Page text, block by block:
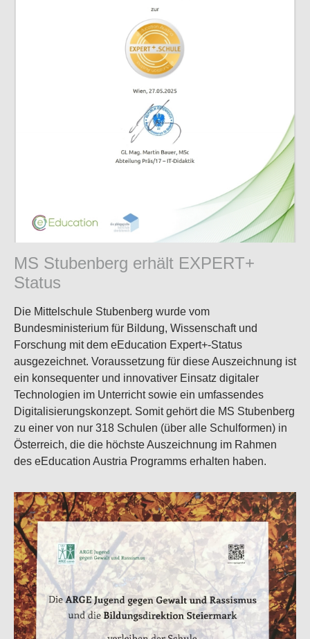
MS Stubenberg erhält EXPERT+
Status
Die Mittelschule Stubenberg wurde vom
Bundesministerium für Bildung, Wissenschaft und
Forschung mit dem eEducation Expert+-Status
ausgezeichnet. Voraussetzung für diese Auszeichnung ist
ein konsequenter und innovativer Einsatz digitaler
Technologien im Unterricht sowie ein umfassendes
Digitalisierungskonzept. Somit gehört die MS Stubenberg
zu einer von nur 318 Schulen (über alle Schulformen) in
Österreich, die die höchste Auszeichnung im Rahmen
des eEducation Austria Programms erhalten haben.